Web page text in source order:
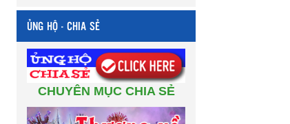
ỦNG HỘ - CHIA SẺ
CHUYÊN MỤC CHIA SẺ